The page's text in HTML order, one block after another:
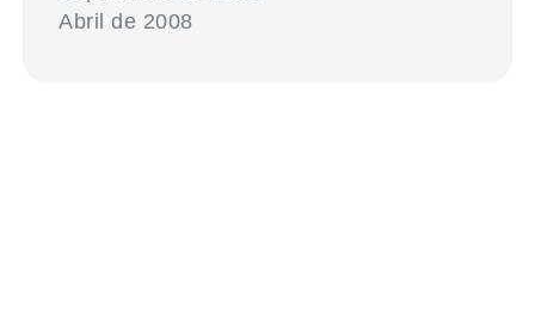
Abril de 2008